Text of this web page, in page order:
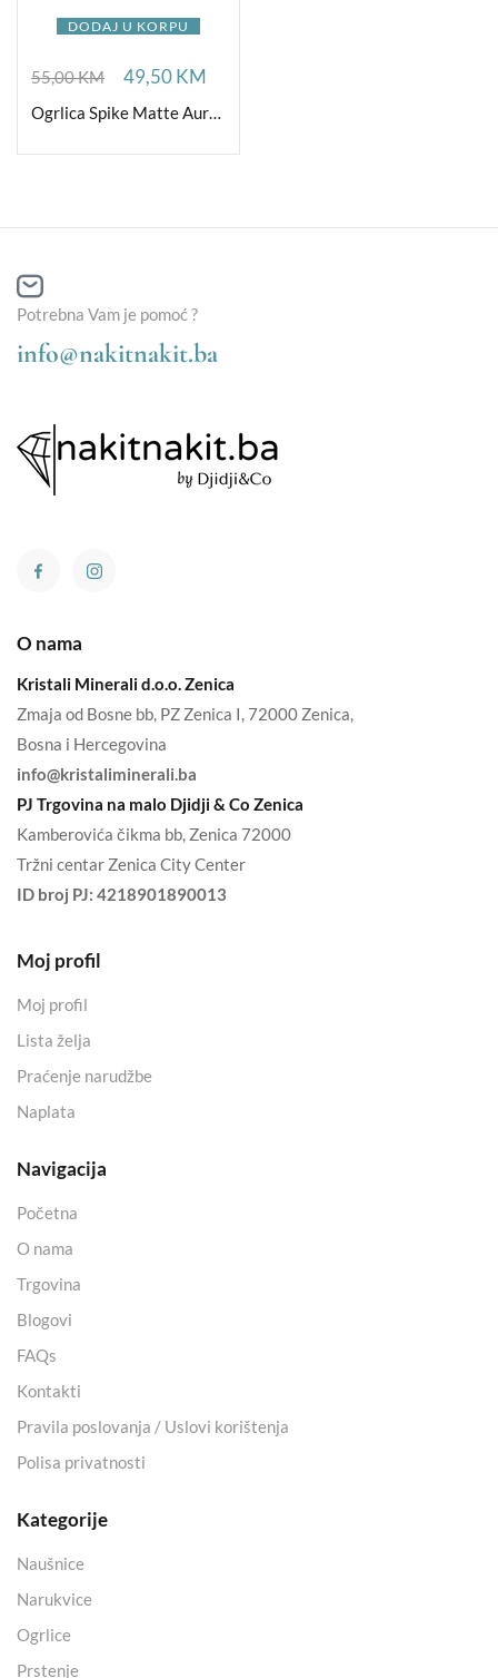
DODAJ U KORPU
55,00KM 49,50KM
Ogrlica Spike Matte Aurora Ag
Potrebna Vam je pomoć ?
info@nakitnakit.ba
O nama
Kristali Minerali d.o.o. Zenica
Zmaja od Bosne bb, PZ Zenica I, 72000 Zenica,
Bosna i Hercegovina
info@kristaliminerali.ba
PJ Trgovina na malo Djidji & Co Zenica
Kamberovića čikma bb, Zenica 72000
Tržni centar Zenica City Center
ID broj PJ: 4218901890013
Moj profil
Moj profil
Lista želja
Praćenje narudžbe
Naplata
Navigacija
Početna
O nama
Trgovina
Blogovi
FAQs
Kontakti
Pravila poslovanja / Uslovi korištenja
Polisa privatnosti
Kategorije
Naušnice
Narukvice
Ogrlice
Prstenje